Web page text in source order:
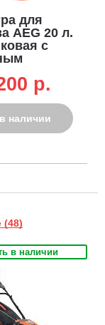
для
AEG 20 л.
с
p.
наличии
(48)
в наличии